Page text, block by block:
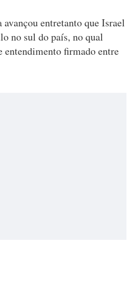
entretanto que Israel
no sul do país, no qual
entendimento firmado entre